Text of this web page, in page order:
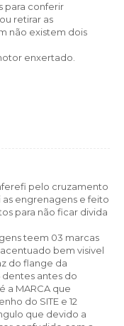
para conferir
retirar as
não existem dois
enxertado.
pelo cruzamento
as engrenagens e feito
para não ficar divida
teem 03 marcas
bem visivel
do flange da
antes do
a MARCA que
do SITE e 12
que devido a